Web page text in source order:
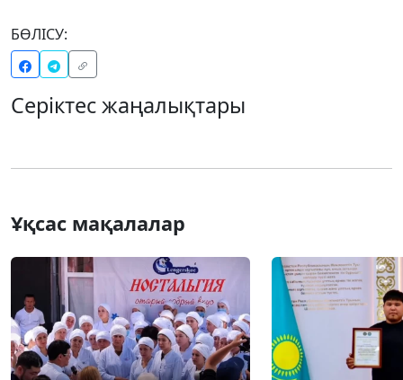
БӨЛІСУ:
Серіктес жаңалықтары
Ұқсас мақалалар